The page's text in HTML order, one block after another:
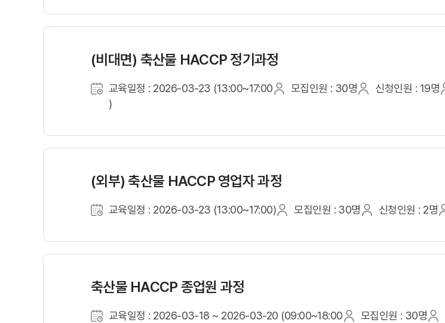
(비대면) 축산물 HACCP 정기과정
교육일정 : 2026-03-23 (13:00~17:00
)
모집인원 : 30명 신청인원 : 19명
(외부) 축산물 HACCP 영업자 과정
교육일정 : 2026-03-23 (13:00~17:00) 모집인원 : 30명 신청인원 : 2명
축산물 HACCP 종업원 과정
교육일정 : 2026-03-18 ~ 2026-03-20 (09:00~18:00
모집인원 : 30명